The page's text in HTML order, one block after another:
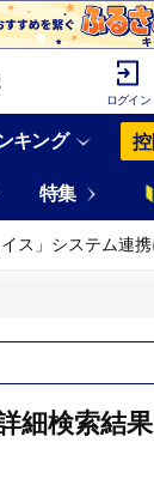
ログイン
キング
特集
イス」システム連
細検索結果